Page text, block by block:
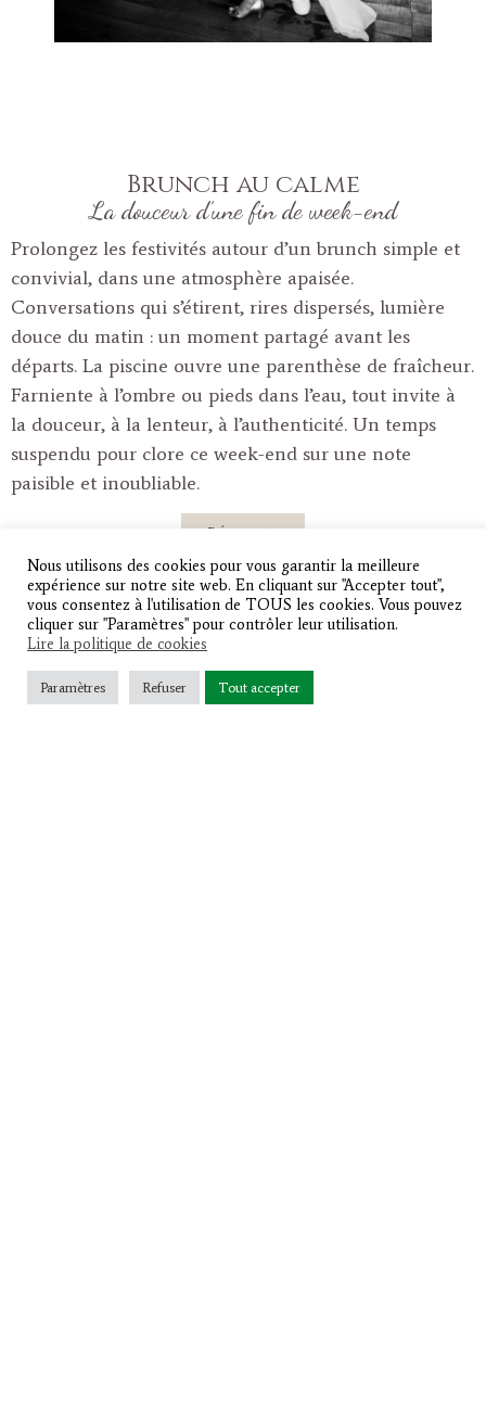
Brunch au calme
La douceur d’une fin de week-end
Prolongez les festivités autour d’un brunch simple et
convivial, dans une atmosphère apaisée.
Conversations qui s’étirent, rires dispersés, lumière
douce du matin : un moment partagé avant les
départs. La piscine ouvre une parenthèse de fraîcheur.
Farniente à l’ombre ou pieds dans l’eau, tout invite à
la douceur, à la lenteur, à l’authenticité. Un temps
suspendu pour clore ce week-end sur une note
paisible et inoubliable.
Réserver
Nous utilisons des cookies pour vous garantir la meilleure
expérience sur notre site web. En cliquant sur "Accepter tout",
vous consentez à l'utilisation de TOUS les cookies. Vous pouvez
cliquer sur "Paramètres" pour contrôler leur utilisation.
Lire la politique de cookies
Paramètres Refuser Tout accepter